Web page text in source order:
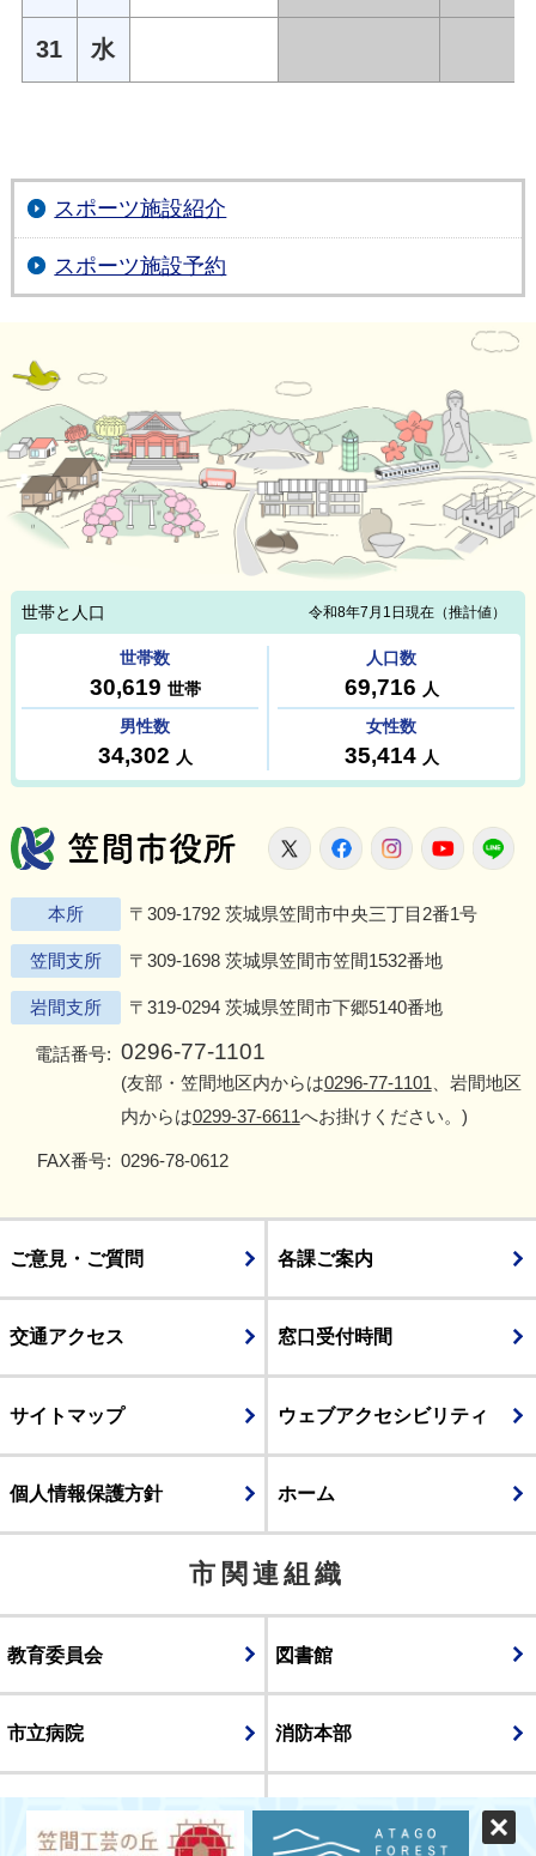
31 水
スポーツ施設紹介
スポーツ施設予約
笠間市役所
X FacebookInstagram
本所 〒309-1792 茨城県笠間市中央三丁目2番1号
笠間支所 〒309-1698 茨城県笠間市笠間1532番地
岩間支所 〒319-0294 茨城県笠間市下郷5140番地
電話番号: 0296-77-1101
(友部・笠間地区内からは0296-77-1101 、岩間地区
内からは0299-37-6611へお掛けください。)
FAX番号: 0296-78-0612
ご意見・ご質問 各課ご案内
交通アクセス 窓口受付時間
サイトマップ ウェブアクセシビリティ
個人情報保護方針 ホーム
市関連組織
教育委員会 図書館
市立病院 消防本部
議会